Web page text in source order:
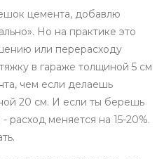
цемента, добавлю
Но на практике это
или перерасходу
в гараже толщиной 5 см
чем если делаешь
20 см. И если ты берешь
меняется на 15-20%.